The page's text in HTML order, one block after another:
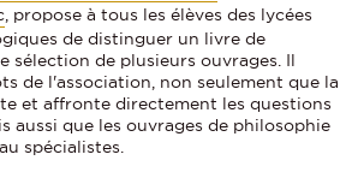
, propose à tous les élèves des lycées
de distinguer un livre de
sélection de plusieurs ouvrages. Il
de l'association, non seulement que la
et affronte directement les questions
aussi que les ouvrages de philosophie
spécialistes.